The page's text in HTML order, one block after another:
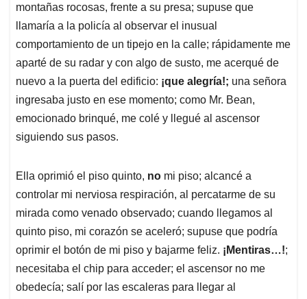
montañas rocosas, frente a su presa; supuse que
llamaría a la policía al observar el inusual
comportamiento de un tipejo en la calle; rápidamente me
aparté de su radar y con algo de susto, me acerqué de
nuevo a la puerta del edificio: ¡que alegría!; una señora
ingresaba justo en ese momento; como Mr. Bean,
emocionado brinqué, me colé y llegué al ascensor
siguiendo sus pasos.
Ella oprimió el piso quinto, no mi piso; alcancé a
controlar mi nerviosa respiración, al percatarme de su
mirada como venado observado; cuando llegamos al
quinto piso, mi corazón se aceleró; supuse que podría
oprimir el botón de mi piso y bajarme feliz. ¡Mentiras…!;
necesitaba el chip para acceder; el ascensor no me
obedecía; salí por las escaleras para llegar al